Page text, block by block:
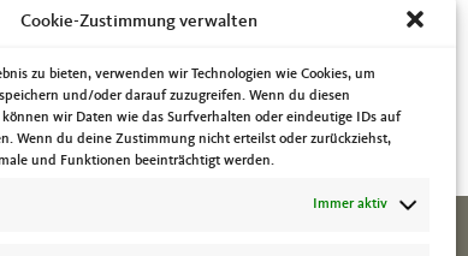
Cookie-Zustimmung verwalten
zu bieten, verwenden wir Technologien wie Cookies, um
und/oder darauf zuzugreifen. Wenn du diesen
wir Daten wie das Surfverhalten oder eindeutige IDs auf
Wenn du deine Zustimmung nicht erteilst oder zurückziehst,
und Funktionen beeinträchtigt werden.
Immer aktiv
Zur Arbeit des Projektes in Magdeburg
führte mich mein Terminplan es zuerst
anschließend zur Klausurtagung der
Gartens Magdeburg.